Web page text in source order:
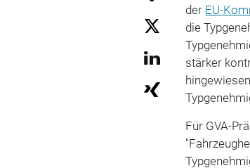
der EU-
die
stärker
Für GVA-